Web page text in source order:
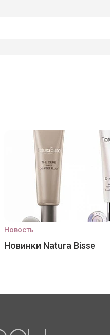
Новость
Новинки Natura Bisse